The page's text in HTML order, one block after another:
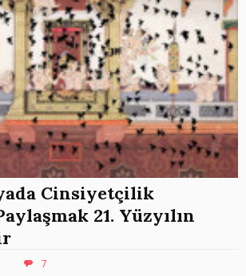
Cinsiyetçilik
21. Yüzyılın
7